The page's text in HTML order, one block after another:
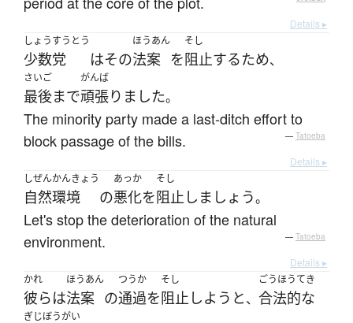
Details ▸
しょうすうとう
少数党 はその
ほうあん
法案 を
そし
阻止するため、
さいご
最後まで
がんば
頑張りました。
The minority party made a last-ditch effort to
block passage of the bills.
— Tatoeba
Details ▸
しぜんかんきょう
自然環境 の
あっか
悪化を
そし
阻止 しましょう。
Let's stop the deterioration of the natural
environment.
— Tatoeba
Details ▸
かれ
彼らは
ほうあん
法案 の
つうか
通過を
そし
阻止 しよう と、
ごうほうてき
合法的な
ぎじぼうがい